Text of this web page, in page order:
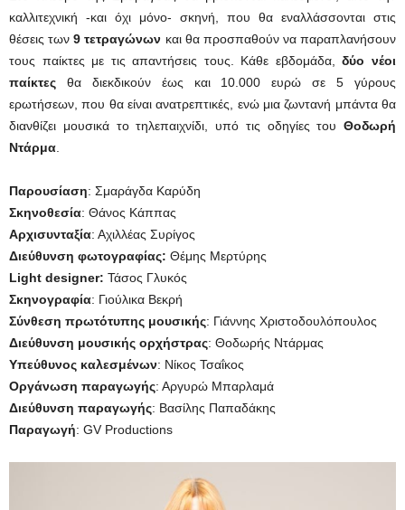
καλλιτεχνική -και όχι μόνο- σκηνή, που θα εναλλάσσονται στις
θέσεις των9 τετραγώνων και θα προσπαθούν να παραπλανήσουν
τους παίκτες με τις απαντήσεις τους. Κάθε εβδομάδα,δύο νέοι
παίκτες θα διεκδικούν έως και 10.000 ευρώ σε 5 γύρους
ερωτήσεων, που θα είναι ανατρεπτικές, ενώ μια ζωντανή μπάντα θα
διανθίζει μουσικά το τηλεπαιχνίδι, υπό τις οδηγίες του Θοδωρή
Ντάρμα.
Παρουσίαση: Σμαράγδα Καρύδη
Σκηνοθεσία: Θάνος Κάππας
Αρχισυνταξία: Αχιλλέας Συρίγος
Διεύθυνση φωτογραφίας: Θέμης Μερτύρης
Light designer: Τάσος Γλυκός
Σκηνογραφία: Γιούλικα Βεκρή
Σύνθεση πρωτότυπης μουσικής: Γιάννης Χριστοδουλόπουλος
Διεύθυνση μουσικής ορχήστρας: Θοδωρής Ντάρμας
Υπεύθυνος καλεσμένων: Νίκος Τσαΐκος
Οργάνωση παραγωγής: Αργυρώ Μπαρλαμά
Διεύθυνση παραγωγής: Βασίλης Παπαδάκης
Παραγωγή: GV Productions